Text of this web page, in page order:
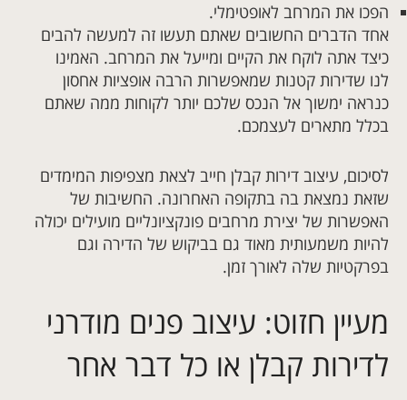
הפכו את המרחב לאופטימלי.
אחד הדברים החשובים שאתם תעשו זה למעשה להבים
כיצד אתה לוקח את הקיים ומייעל את המרחב. האמינו
לנו שדירות קטנות שמאפשרות הרבה אופציות אחסון
כנראה ימשוך אל הנכס שלכם יותר לקוחות ממה שאתם
בכלל מתארים לעצמכם.
לסיכום, עיצוב דירות קבלן חייב לצאת מצפיפות המימדים
שזאת נמצאת בה בתקופה האחרונה. החשיבות של
האפשרות של יצירת מרחבים פונקציונליים מועילים יכולה
להיות משמעותית מאוד גם בביקוש של הדירה וגם
בפרקטיות שלה לאורך זמן.
מעיין חזוט: עיצוב פנים מודרני
לדירות קבלן או כל דבר אחר